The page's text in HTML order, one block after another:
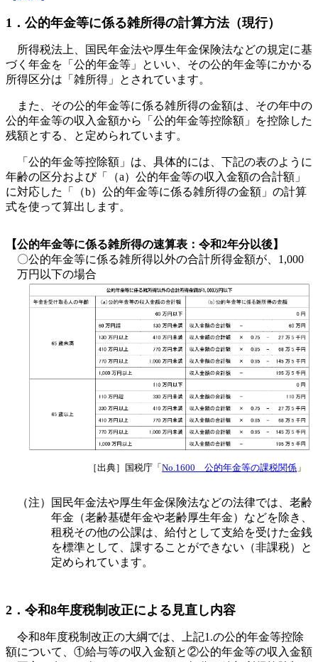
1．公的年金等に係る雑所得の計算方法（現行）
所得税法上、国民年金法や厚生年金保険法などの規定に基
づく年金を「公的年金等」といい、その公的年金等にかかる
所得区分は「雑所得」とされています。
また、その公的年金等に係る雑所得の金額は、その年中の
公的年金等の収入金額から「公的年金等控除額」を控除した
残額とする、と定められています。
「公的年金等控除額」は、具体的には、下記の表のように
年齢の区分および「（a）公的年金等の収入金額の合計額」
に対応した「（b）公的年金等に係る雑所得の金額」の計算
式を使って算出します。
【公的年金等に係る雑所得の速算表：令和2年分以後】
〇公的年金等に係る雑所得以外の合計所得金額が、1,000
万円以下の場合
［出典］国税庁「No.1600 公的年金等の課税関係 」
（注）国民年金法や厚生年金保険法などの法律では、老齢
年金（老齢基礎年金や老齢厚生年金）などを除き、
租税その他の公課は、給付として支給を受けた金銭
を標準として、課することができない（非課税）と
定められています。
2．令和8年度税制改正による見直し内容
令和8年度税制改正の大綱では、上記1.の公的年金等控除
額について、①給与等の収入金額と②公的年金等の収入金額